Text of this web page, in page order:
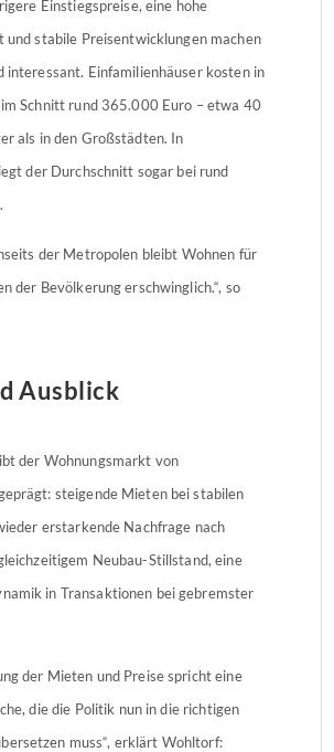
Einstiegspreise, eine hohe
und stabile Preisentwicklungen machen
interessant. Einfamilienhäuser kosten in
Schnitt rund 365.000 Euro – etwa 40
als in den Großstädten. In
der Durchschnitt sogar bei rund
der Metropolen bleibt Wohnen für
der Bevölkerung erschwinglich.“, so
Ausblick
der Wohnungsmarkt von
steigende Mieten bei stabilen
erstarkende Nachfrage nach
Neubau-Stillstand, eine
in Transaktionen bei gebremster
der Mieten und Preise spricht eine
die die Politik nun in die richtigen
muss“, erklärt Wohltorf: